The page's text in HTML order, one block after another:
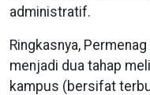
administratif.
Ringkasnya,
menjadi dua tahap
kampus (bersifat